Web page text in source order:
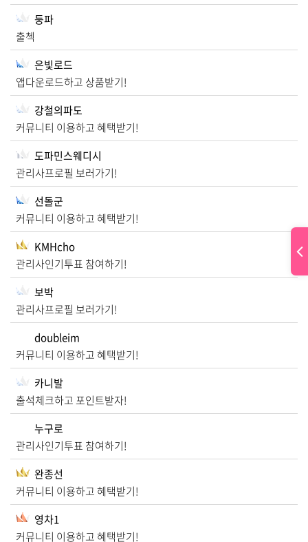
둥파
출첵
은빛로드
앱다운로드하고 상품받기!
강철의파도
커뮤니티 이용하고 혜택받기!
도파민스웨디시
관리사프로필 보러가기!
선돌군
커뮤니티 이용하고 혜택받기!
KMHcho
관리사인기투표 참여하기!
보박
관리사프로필 보러가기!
doubleim
커뮤니티 이용하고 혜택받기!
카니발
출석체크하고 포인트받자!
누구로
관리사인기투표 참여하기!
완종선
커뮤니티 이용하고 혜택받기!
영차1
커뮤니티 이용하고 혜택받기!